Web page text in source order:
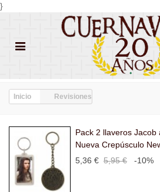
}
Inicio Revisiones
Pack 2 llaveros
Nueva Crepúsculo
5,36 € 5,95 € -10%